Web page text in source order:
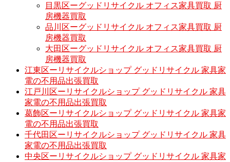
目黒区ーグッドリサイクル オフィス家具買取 厨
房機器買取
品川区ーグッドリサイクル オフィス家具買取 厨
房機器買取
大田区ーグッドリサイクル オフィス家具買取 厨
房機器買取
江東区ーリサイクルショップ グッドリサイクル 家具家
電の不用品出張買取
江戸川区ーリサイクルショップ グッドリサイクル 家具
家電の不用品出張買取
葛飾区ーリサイクルショップ グッドリサイクル 家具家
電の不用品出張買取
千代田区ーリサイクルショップ グッドリサイクル 家具
家電の不用品出張買取
中央区ーリサイクルショップ グッドリサイクル 家具家